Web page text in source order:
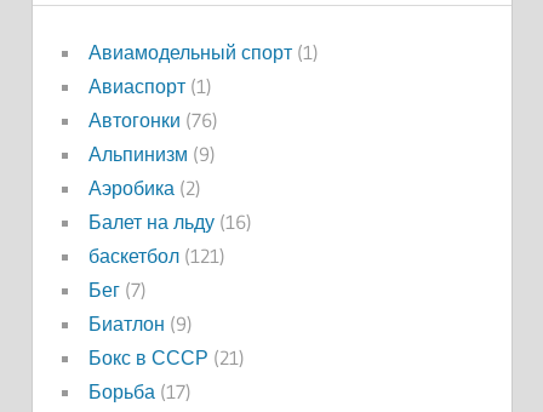
Авиамодельный спорт(1)
Авиаспорт(1)
Автогонки (76)
Альпинизм (9)
Аэробика(2)
Балет на льду(16)
баскетбол(121)
Бег(7)
Биатлон (9)
Бокс в СССР (21)
Борьба(17)